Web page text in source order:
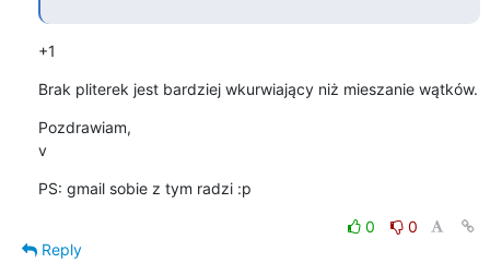
+1
Brak pliterek jest bardziej wkurwiający niż mieszanie wątków.
Pozdrawiam,
v
PS: gmail sobie z tym radzi :p
0
0
Reply